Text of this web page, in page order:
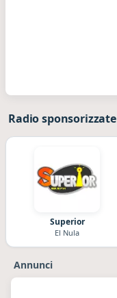
Radio sponsorizzate
Superior
El Nula
Annunci